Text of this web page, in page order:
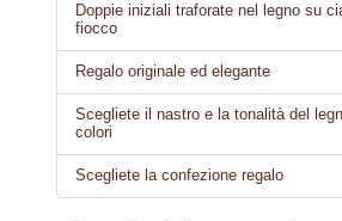
Doppie iniziali traforate nel legno su
fiocco
Regalo originale ed elegante
Scegliete il nastro e la tonalità del
colori
Scegliete la confezione regalo